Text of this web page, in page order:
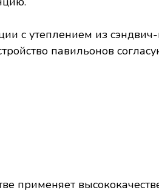
с утеплением из
павильонов
применяет